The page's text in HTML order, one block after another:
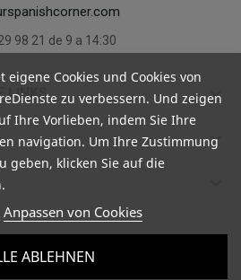
98 21 de 9 a 14:30
LINKS keyboard_arrow_down
keyboard_arrow_down

eigene Cookies und Cookies von
zu verbessern. Und zeigen
Ihre Vorlieben, indem Sie Ihre
navigation. Um Ihre Zustimmung
geben, klicken Sie auf die
Anpassen von Cookies
ABLEHNEN